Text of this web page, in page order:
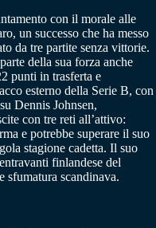
con il morale alle
un successo che ha messo
da tre partite senza vittorie.
della sua forza anche
punti in trasferta e
esterno della Serie B, con
Dennis Johnsen,
con tre reti all’attivo:
e potrebbe superare il suo
stagione cadetta. Il suo
finlandese del
sfumatura scandinava.